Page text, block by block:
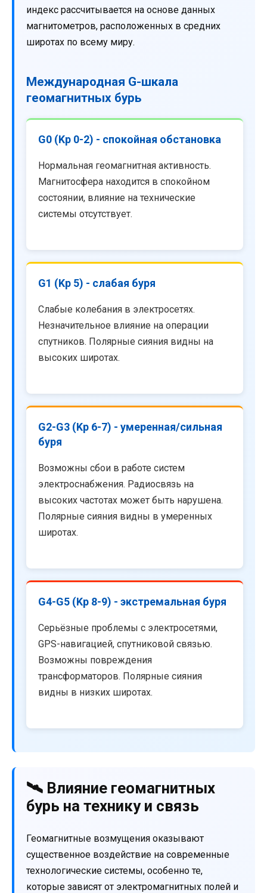
индекс рассчитывается на основе данных
магнитометров, расположенных в средних
широтах по всему миру.
Международная G-шкала
геомагнитных бурь
G0 (Kp 0-2) - спокойная обстановка
Нормальная геомагнитная активность.
Магнитосфера находится в спокойном
состоянии, влияние на технические
системы отсутствует.
G1 (Kp 5) - слабая буря
Слабые колебания в электросетях.
Незначительное влияние на операции
спутников. Полярные сияния видны на
высоких широтах.
G2-G3 (Kp 6-7) - умеренная/сильная
буря
Возможны сбои в работе систем
электроснабжения. Радиосвязь на
высоких частотах может быть нарушена.
Полярные сияния видны в умеренных
широтах.
G4-G5 (Kp 8-9) - экстремальная буря
Серьёзные проблемы с электросетями,
GPS-навигацией, спутниковой связью.
Возможны повреждения
трансформаторов. Полярные сияния
видны в низких широтах.
🛰️ Влияние геомагнитных
бурь на технику и связь
Геомагнитные возмущения оказывают
существенное воздействие на современные
технологические системы, особенно те,
которые зависят от электромагнитных полей и